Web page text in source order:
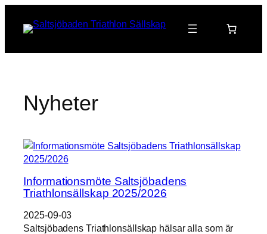
innehåll
Nyheter
Informationsmöte Saltsjöbadens
Triathlonsällskap 2025/2026
2025-09-03
Saltsjöbadens Triathlonsällskap hälsar alla som är